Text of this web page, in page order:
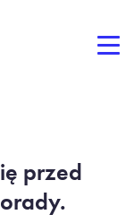
przed